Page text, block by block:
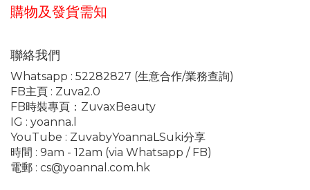
購物及發貨需知
聯絡我們
Whatsapp : 52282827 (生意合作/業務查詢)
FB主頁 : Zuva2.0
FB時裝專頁： ZuvaxBeauty
IG : yoanna.l
YouTube : ZuvabyYoannaLSuki分享
時間 : 9am - 12am (via Whatsapp / FB)
電郵 : cs@yoannal.com.hk